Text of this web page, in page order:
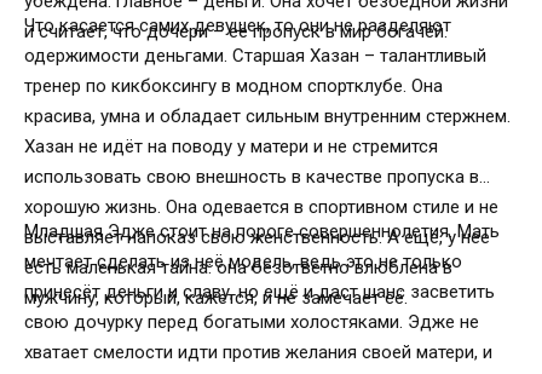
и считает, что дочери – её пропуск в мир богачей.
Что касается самих девушек, то они не разделяют
одержимости деньгами. Старшая Хазан – талантливый
тренер по кикбоксингу в модном спортклубе. Она
красива, умна и обладает сильным внутренним стержнем.
Хазан не идёт на поводу у матери и не стремится
использовать свою внешность в качестве пропуска в
хорошую жизнь. Она одевается в спортивном стиле и не
выставляет напоказ свою женственность. А ещё, у нее
есть маленькая тайна: она безответно влюблена в
мужчину, который, кажется, и не замечает её.
Младшая Эдже стоит на пороге совершеннолетия. Мать
мечтает сделать из неё модель, ведь это не только
принесёт деньги и славу, но ещё и даст шанс засветить
свою дочурку перед богатыми холостяками. Эдже не
хватает смелости идти против желания своей матери, и